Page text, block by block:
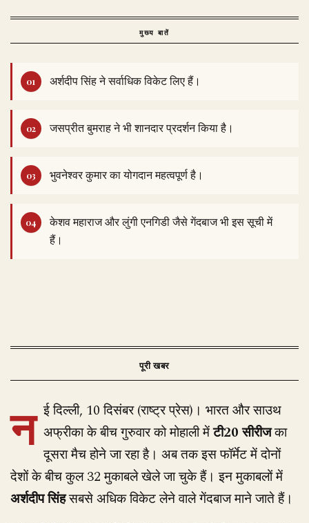
मुख्य बातें
अर्शदीप सिंह ने सर्वाधिक विकेट लिए हैं।
जसप्रीत बुमराह ने भी शानदार प्रदर्शन किया है।
भुवनेश्वर कुमार का योगदान महत्वपूर्ण है।
केशव महाराज और लुंगी एनगिडी जैसे गेंदबाज भी इस सूची में
हैं।
न ई दिल्ली, 10 दिसंबर (राष्ट्र प्रेस)। भारत और साउथ
अफ्रीका के बीच गुरुवार को मोहाली मेंटी20 सीरीजका
दूसरा मैच होने जा रहा है। अब तक इस फॉर्मेट में दोनों
देशों के बीच कुल 32 मुकाबले खेले जा चुके हैं। इन मुकाबलों में
अर्शदीप सिंहसबसे अधिक विकेट लेने वाले गेंदबाज माने जाते हैं।